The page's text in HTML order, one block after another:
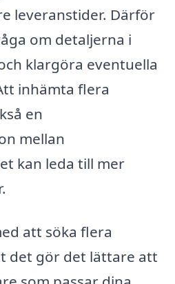
leveranstider. Därför
om detaljerna i
klargöra eventuella
inhämta flera
en
mellan
kan leda till mer
att söka flera
det gör det lättare att